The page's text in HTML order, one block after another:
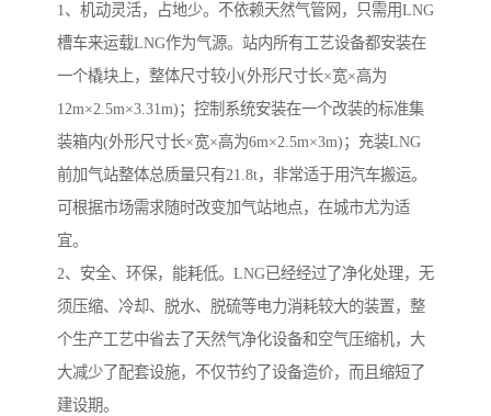
1、机动灵活，占地少。不依赖天然气管网，只需用LNG
槽车来运载LNG作为气源。站内所有工艺设备都安装在
一个橇块上，整体尺寸较小(外形尺寸长×宽×高为
12m×2.5m×3.31m)；控制系统安装在一个改装的标准集
装箱内(外形尺寸长×宽×高为6m×2.5m×3m)；充装LNG
前加气站整体总质量只有21.8t，非常适于用汽车搬运。
可根据市场需求随时改变加气站地点，在城市尤为适
宜。
2、安全、环保，能耗低。LNG已经经过了净化处理，无
须压缩、冷却、脱水、脱硫等电力消耗较大的装置，整
个生产工艺中省去了天然气净化设备和空气压缩机，大
大减少了配套设施，不仅节约了设备造价，而且缩短了
建设期。